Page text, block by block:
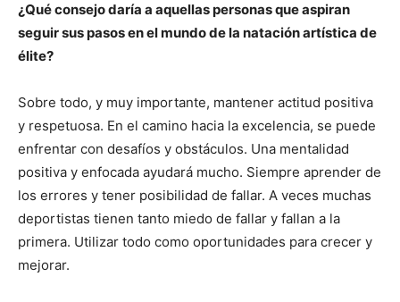
¿Qué consejo daría a aquellas personas que aspiran
seguir sus pasos en el mundo de la natación artística de
élite?
Sobre todo, y muy importante, mantener actitud positiva
y respetuosa. En el camino hacia la excelencia, se puede
enfrentar con desafíos y obstáculos. Una mentalidad
positiva y enfocada ayudará mucho. Siempre aprender de
los errores y tener posibilidad de fallar. A veces muchas
deportistas tienen tanto miedo de fallar y fallan a la
primera. Utilizar todo como oportunidades para crecer y
mejorar.